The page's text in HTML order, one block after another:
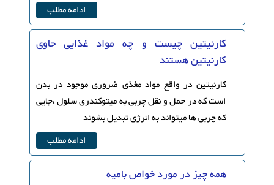
ادامه مطلب
کارنیتین چیست و چه مواد غذایی حاوی
کارنیتین هستند
کارنیتین در واقع مواد مغذی ضروری موجود در بدن
است که در حمل و نقل چربی به میتوکندری سلول ،جایی
که چربی ها میتواند به انرژی تبدیل بشوند
ادامه مطلب
همه چیز در مورد خواص بامیه